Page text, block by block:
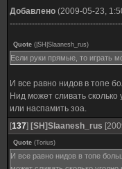
Добавлено (2009-05-23,
Quote ( |SH|Slaanesh_rus)
Если руки прямые, то играть
И все равно нидов в топе
Нид может сливать сколько
или наспамить зоа.
[137] [SH]Slaanesh_rus
Quote (Torius)
И все равно нидов в топе